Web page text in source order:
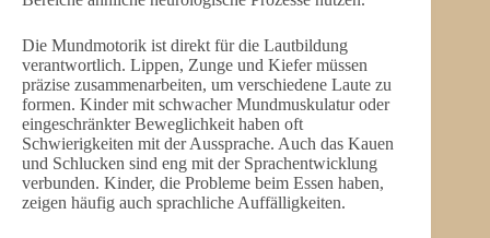
Die Mundmotorik ist direkt für die Lautbildung
verantwortlich. Lippen, Zunge und Kiefer müssen
präzise zusammenarbeiten, um verschiedene Laute zu
formen. Kinder mit schwacher Mundmuskulatur oder
eingeschränkter Beweglichkeit haben oft
Schwierigkeiten mit der Aussprache. Auch das Kauen
und Schlucken sind eng mit der Sprachentwicklung
verbunden. Kinder, die Probleme beim Essen haben,
zeigen häufig auch sprachliche Auffälligkeiten.